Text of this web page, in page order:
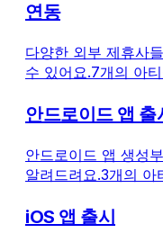
연동
다양한 외부 제휴사
수 있어요.7개의 아
안드로이드 앱 출
안드로이드 앱 생성
알려드려요.3개의 아
iOS 앱 출시